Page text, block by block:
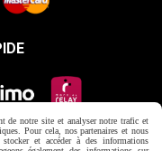
de notre site et analyser notre trafic et
Pour cela, nos partenaires et nous
et accéder à des informations